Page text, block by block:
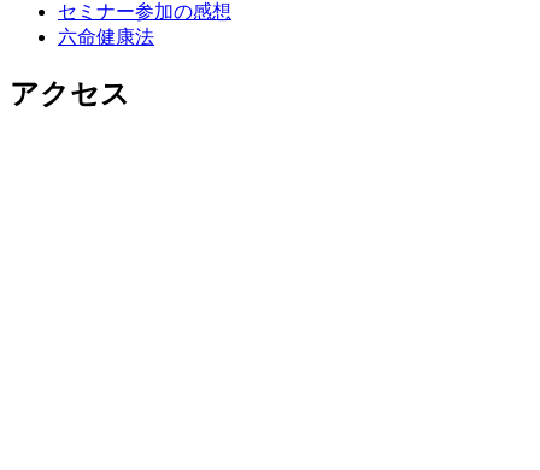
セミナー参加の感想
六命健康法
アクセス